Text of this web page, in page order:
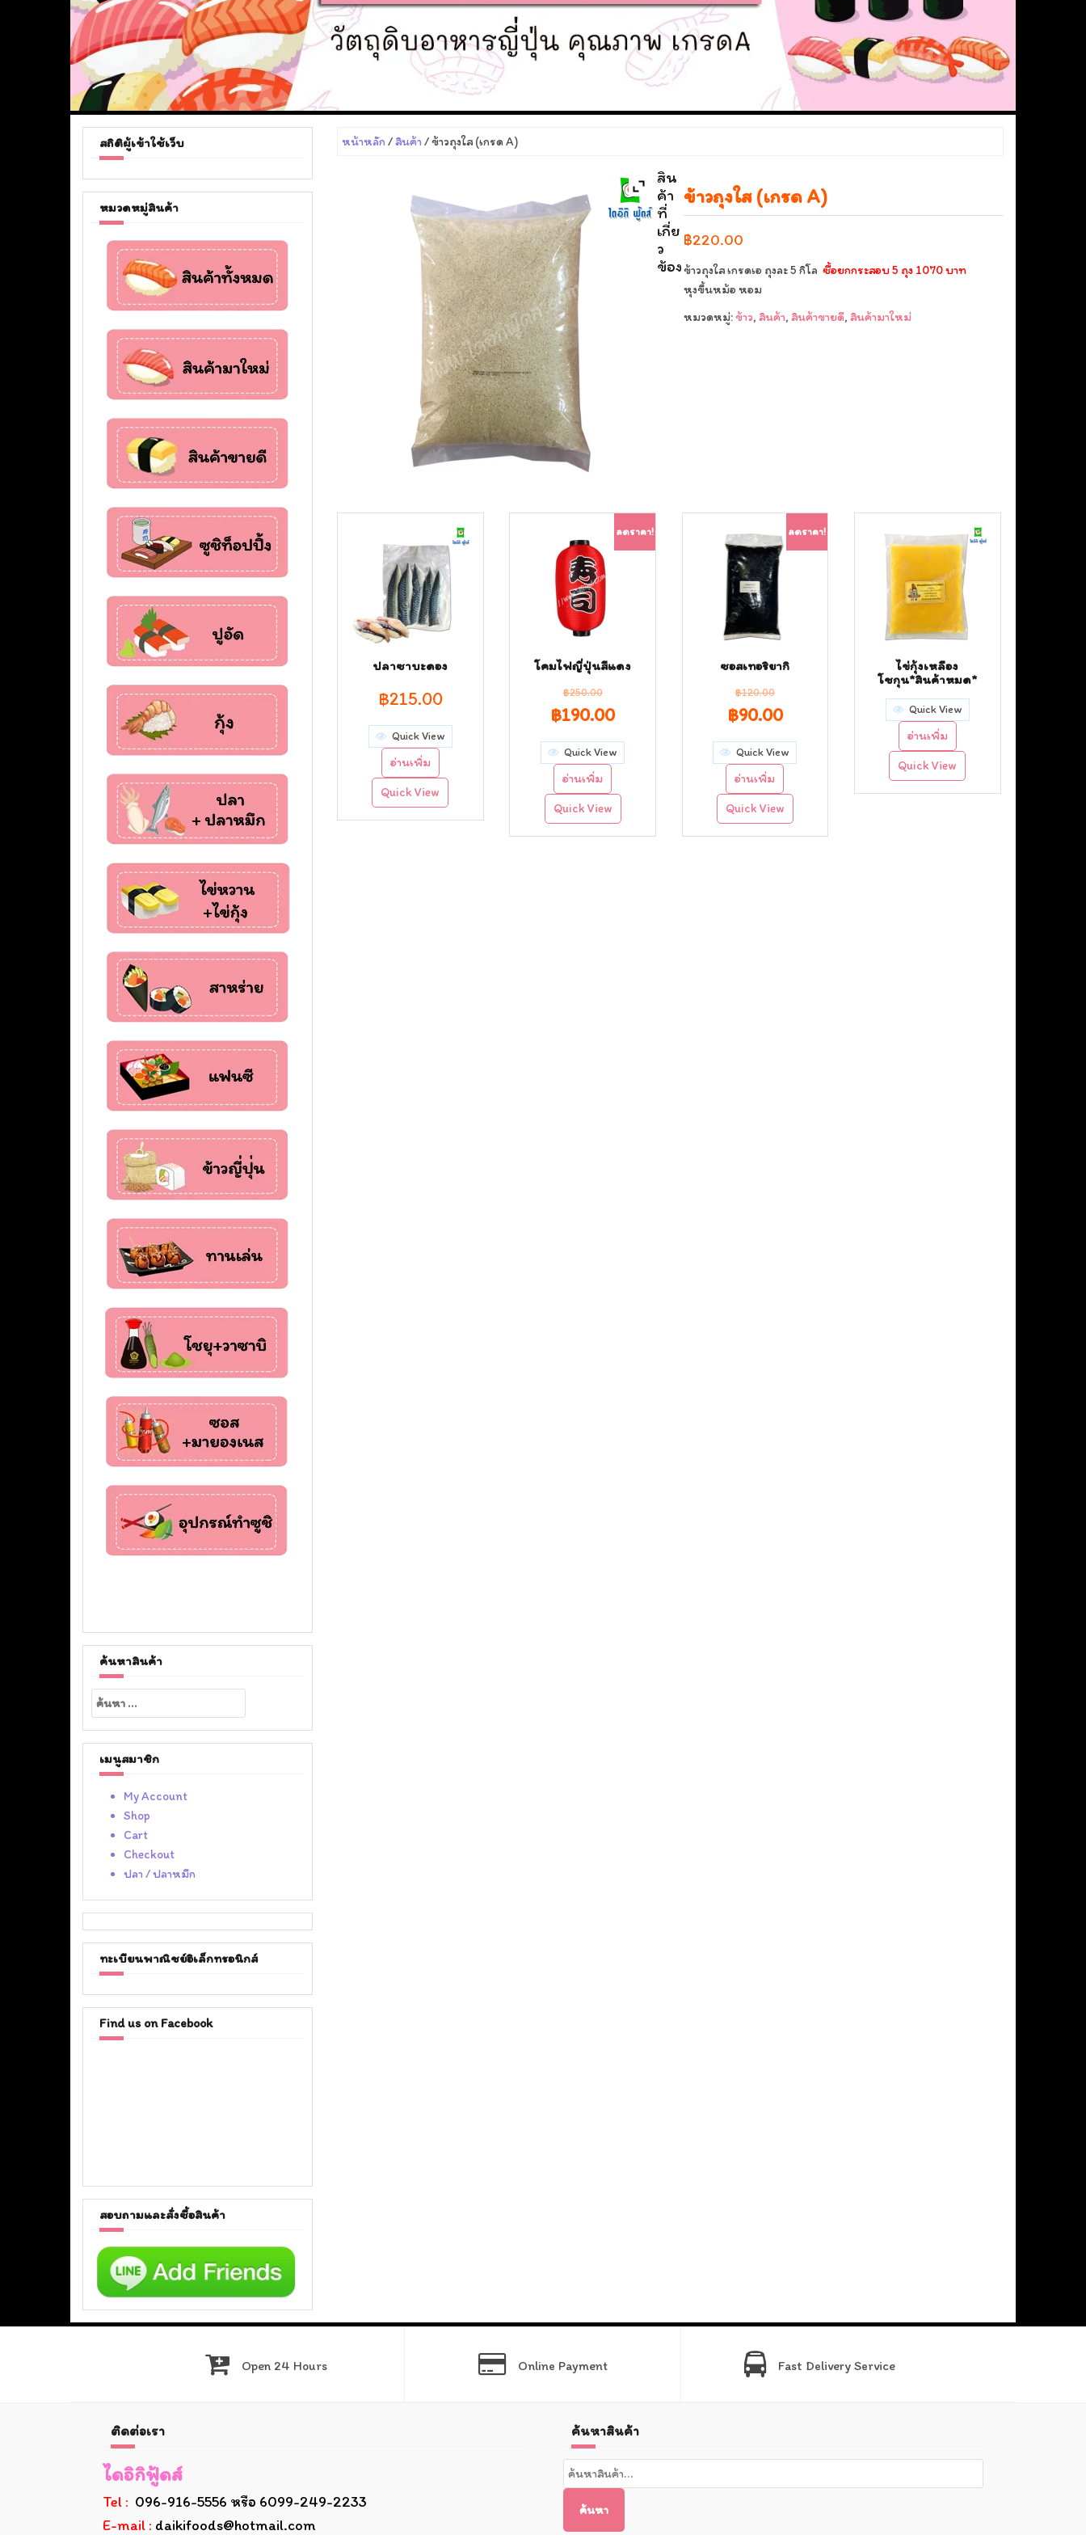
หน้าหลัก /สินค้า / ข้าวถุงใส (เกรด A)
ข้าวถุงใส (เกรด A)
฿220.00
ข้าวถุงใส เกรดเอ ถุงละ 5 กิโล ซื้อยกกระสอบ 5 ถุง 1070 บาท
หุงขึ้นหม้อ หอม
หมวดหมู่:ข้าว, สินค้า, สินค้าขายดี, สินค้ามาใหม่
สิน
ค้า
ที่
เกี่ย
ว
ข้อง
ปลาซาบะดอง
฿215.00
Quick View
อ่านเพิ่ม
Quick View
ลดราคา!
โคมไฟญี่ปุ่นสีแดง
฿250.00
Original
price
was:
฿250.00.
฿190.00Current
price
is:
฿190.00.
Quick View
อ่านเพิ่ม
Quick View
ลดราคา!
ซอสเทอริยากิ
฿120.00
Original
price
was:
฿120.00.
฿90.00Current
price
is:
฿90.00.
Quick View
อ่านเพิ่ม
Quick View
ไข่กุ้งเหลือง
โชกุน*สินค้าหมด*
Quick View
อ่านเพิ่ม
Quick View
สถิติผู้เข้าใช้เว็บ
หมวดหมู่สินค้า
ค้นหาสินค้า
ค้นหา
สำหรับ:
เมนูสมาชิก
My Account
Shop
Cart
Checkout
ปลา / ปลาหมึก
ทะเบียนพาณิชย์อิเล็กทรอนิกส์
Find us on Facebook
สอบถามและสั่งซื้อสินค้า
Open 24 Hours Online Payment Fast Delivery Service
ติดต่อเรา
ไดอิกิฟู้ดส์
Tel : 096-916-5556 หรือ 6099-249-2233
E-mail : daikifoods@hotmail.com
ค้นหาสินค้า
ค้นหา:
ค้นหา